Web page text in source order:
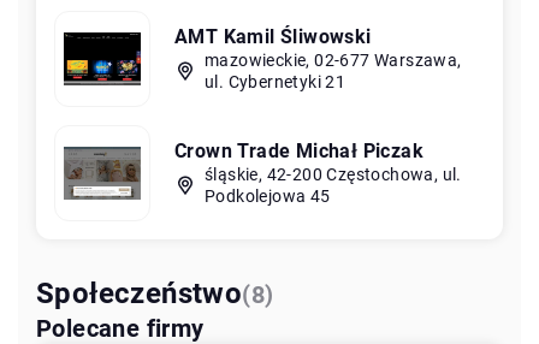
AMT Kamil Śliwowski
mazowieckie, 02-677 Warszawa,
ul. Cybernetyki 21
Crown Trade Michał Piczak
śląskie, 42-200 Częstochowa, ul.
Podkolejowa 45
Społeczeństwo(8)
Polecane firmy